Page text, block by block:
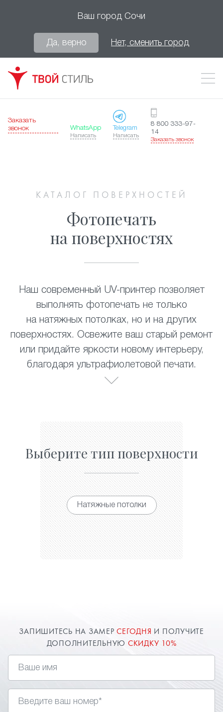
Ваш город Сочи
Да, верно Нет, сменить город
Заказать
звонок
WhatsApp
Написать
Telegram
Написать
8 800 333-97-
14
Заказать звонок
КАТАЛОГ ПОВЕРХНОСТЕЙ
Фотопечать
на поверхностях
Наш современный UV-принтер позволяет
выполнять фотопечать не только
на натяжных потолках, но и на других
поверхностях. Освежите ваш старый ремонт
или придайте яркости новому интерьеру,
благодаря ультрафиолетовой печати.
Выберите тип поверхности
Натяжные потолки
ЗАПИШИТЕСЬ НА ЗАМЕРСЕГОДНЯ И ПОЛУЧИТЕ
ДОПОЛНИТЕЛЬНУЮ СКИДКУ 10%